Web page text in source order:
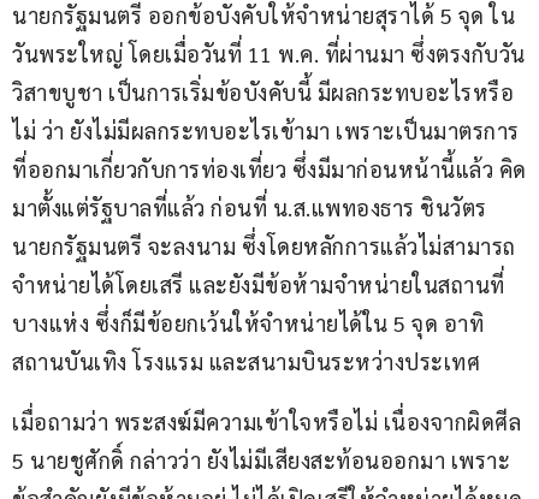
นายกรัฐมนตรี ออกข้อบังคับให้จำหน่ายสุราได้ 5 จุด ใน
วันพระใหญ่ โดยเมื่อวันที่ 11 พ.ค. ที่ผ่านมา ซึ่งตรงกับวัน
วิสาขบูชา เป็นการเริ่มข้อบังคับนี้ มีผลกระทบอะไรหรือ
ไม่ ว่า ยังไม่มีผลกระทบอะไรเข้ามา เพราะเป็นมาตรการ
ที่ออกมาเกี่ยวกับการท่องเที่ยว ซึ่งมีมาก่อนหน้านี้แล้ว คิด
มาตั้งแต่รัฐบาลที่แล้ว ก่อนที่ น.ส.แพทองธาร ชินวัตร
นายกรัฐมนตรี จะลงนาม ซึ่งโดยหลักการแล้วไม่สามารถ
จำหน่ายได้โดยเสรี และยังมีข้อห้ามจำหน่ายในสถานที่
บางแห่ง ซึ่งก็มีข้อยกเว้นให้จำหน่ายได้ใน 5 จุด อาทิ
สถานบันเทิง โรงแรม และสนามบินระหว่างประเทศ
เมื่อถามว่า พระสงฆ์มีความเข้าใจหรือไม่ เนื่องจากผิดศีล
5 นายชูศักดิ์ กล่าวว่า ยังไม่มีเสียงสะท้อนออกมา เพราะ